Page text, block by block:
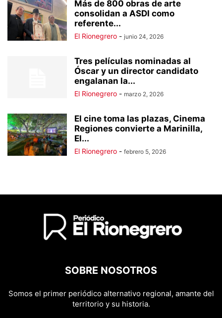
Más de 800 obras de arte
consolidan a ASDI como
referente...
El Rionegrero - junio 24, 2026
Tres películas nominadas al
Óscar y un director candidato
engalanan la...
El Rionegrero - marzo 2, 2026
El cine toma las plazas, Cinema
Regiones convierte a Marinilla,
El...
El Rionegrero - febrero 5, 2026
SOBRE NOSOTROS
Somos el primer periódico alternativo regional, amante del
territorio y su historia.